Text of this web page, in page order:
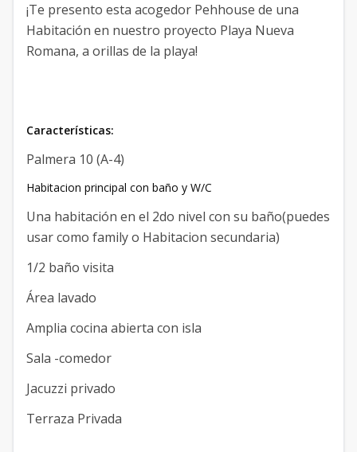
¡Te presento esta acogedor Pehhouse de una
Habitación en nuestro proyecto Playa Nueva
Romana, a orillas de la playa!
Características:
Palmera 10 (A-4)
Habitacion principal con baño y W/C
Una habitación en el 2do nivel con su baño(puedes
usar como family o Habitacion secundaria)
1/2 baño visita
Área lavado
Amplia cocina abierta con isla
Sala -comedor
Jacuzzi privado
Terraza Privada